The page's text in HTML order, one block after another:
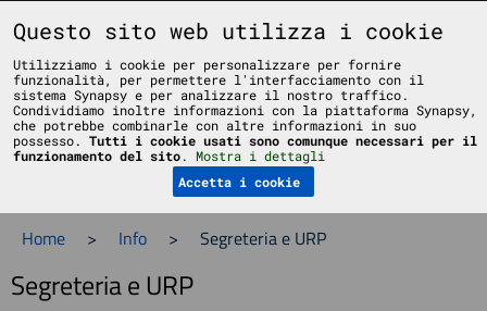
Liceo Scientifico Statale Bruno Touschek - Grottaferrata - Roma
Menu
Home > Info > Segreteria e URP
Segreteria e URP
Questo sito web utilizza i cookie
Utilizziamo i cookie per personalizzare per fornire
funzionalità, per permettere l'interfacciamento con il
sistema Synapsy e per analizzare il nostro traffico.
Condividiamo inoltre informazioni con la piattaforma Synapsy,
che potrebbe combinarle con altre informazioni in suo
possesso. Tutti i cookie usati sono comunque necessari per il
funzionamento del sito. Mostra i dettagli
Accetta i cookie